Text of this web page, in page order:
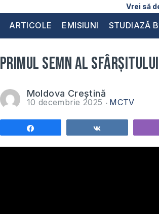
Vrei să
ARTICOLE EMISIUNI STUDIAZĂ
Primul semn al
Moldova Creștină
10 decembrie 2025 MCTV